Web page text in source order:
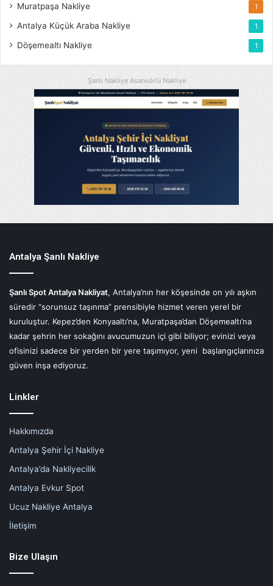
Muratpaşa Nakliye 1
Antalya Küçük Araba Nakliye 1
Döşemealtı Nakliye 1
Şanlı Nakliye Asansörlü Nakliye
Antalya Şanlı Nakliye
Şanlı Spot Antalya Nakliyat, Antalya’nın her köşesinde on yılı aşkın
süredir “sorunsuz taşınma” prensibiyle hizmet veren yerel bir
kuruluştur. Kepez’den Konyaaltı’na, Muratpaşa’dan Döşemealtı’na
kadar şehrin her sokağını avucumuzun içi gibi biliyor; evinizi veya
ofisinizi sadece bir yerden bir yere taşımıyor, yeni başlangıçlarınıza
güven inşa ediyoruz.
Linkler
Hakkımızda
Antalya Şehir İçi Nakliye
Antalya’da Nakliyecilik
Antalya Evkur Spot
Ucuz Nakliye Antalya
İletişim
Bize Ulaşın